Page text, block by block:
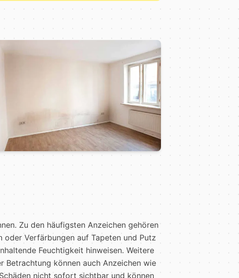
Zu den häufigsten Anzeichen gehören
Verfärbungen auf Tapeten und Putz
Feuchtigkeit hinweisen. Weitere
Betrachtung können auch Anzeichen wie
nicht sofort sichtbar und können